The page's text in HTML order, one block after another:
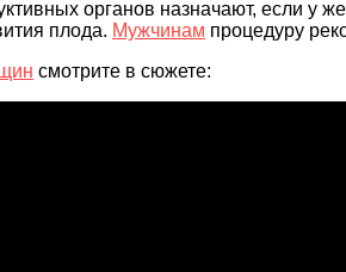
органов назначают, если
плода. Мужчинам процедуру
смотрите в сюжете: